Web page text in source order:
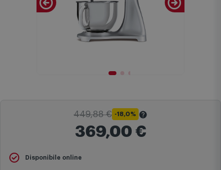
449,88 € -18,0%
369,00 €
Il Prezzo Barratoindica il prezzo più basso degli ultimi 30 giorni
sul sito comet.it prima dell'applicazione dello sconto.
Disponibile online